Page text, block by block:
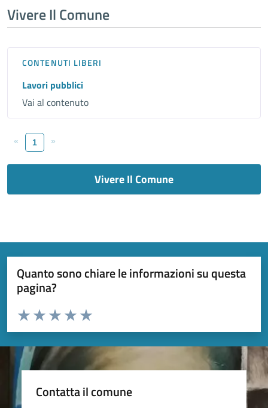
Vivere Il Comune
CONTENUTI LIBERI
Lavori pubblici
Vai al contenuto
« 1 »
Vivere Il Comune
Quanto sono chiare le informazioni su questa
pagina?
Valuta da 1 a 5 stelle la pagina
Valuta 5 stelle su 5
Valuta 4 stelle su 5
Valuta 3 stelle su 5
Valuta 2 stelle su 5
Valuta 1 stelle su 5
Contatta il comune